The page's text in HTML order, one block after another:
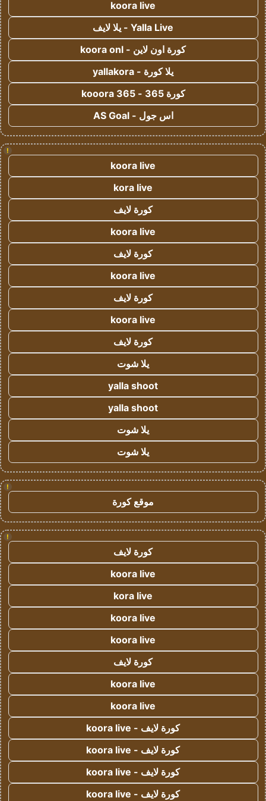
koora live
Yalla Live - يلا لايف
كورة اون لاين - koora onl
يلا كورة - yallakora
كورة 365 - kooora 365
اس جول - AS Goal
!
koora live
kora live
كورة لايف
koora live
كورة لايف
koora live
كورة لايف
koora live
كورة لايف
يلا شوت
yalla shoot
yalla shoot
يلا شوت
يلا شوت
!
موقع كورة
!
كورة لايف
koora live
kora live
koora live
koora live
كورة لايف
koora live
koora live
كورة لايف - koora live
كورة لايف - koora live
كورة لايف - koora live
كورة لايف - koora live